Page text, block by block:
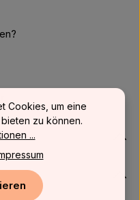
Cookies, um eine
zu können.
...